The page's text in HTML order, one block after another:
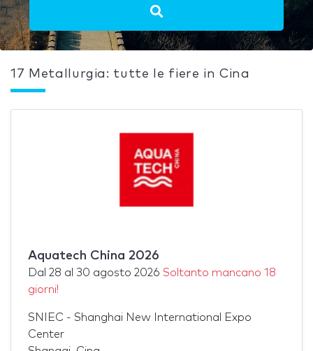
17 Metallurgia: tutte le fiere in Cina
Aquatech China 2026
Dal 28 al 30 agosto 2026 Soltanto mancano 18
giorni!
SNIEC - Shanghai New International Expo
Center